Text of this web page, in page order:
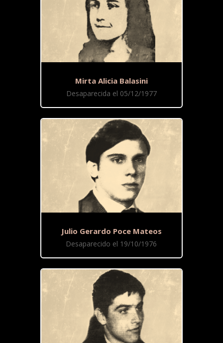
Mirta Alicia Balasini
Desaparecida el 05/12/1977
Julio Gerardo Poce Mateos
Desaparecido el 19/10/1976